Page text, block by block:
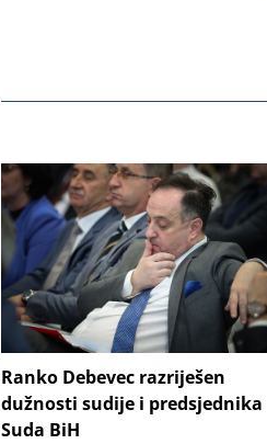
Ranko Debevec razriješen
dužnosti sudije i predsjednika
Suda BiH